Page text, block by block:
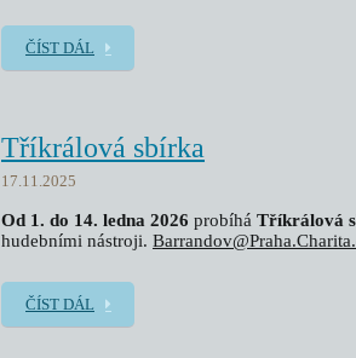
ČÍST DÁL
Tříkrálová sbírka
17.11.2025
Od 1. do 14. ledna 2026 probíhá Tříkrálová
hudebními nástroji.
ČÍST DÁL